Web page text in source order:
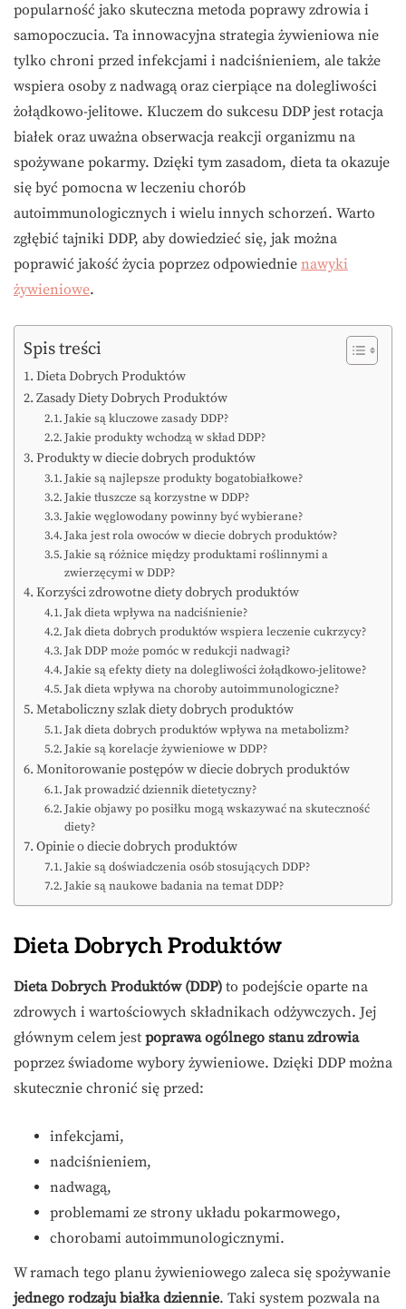
popularność jako skuteczna metoda poprawy zdrowia i
samopoczucia. Ta innowacyjna strategia żywieniowa nie
tylko chroni przed infekcjami i nadciśnieniem, ale także
wspiera osoby z nadwagą oraz cierpiące na dolegliwości
żołądkowo-jelitowe. Kluczem do sukcesu DDP jest rotacja
białek oraz uważna obserwacja reakcji organizmu na
spożywane pokarmy. Dzięki tym zasadom, dieta ta okazuje
się być pomocna w leczeniu chorób
autoimmunologicznych i wielu innych schorzeń. Warto
zgłębić tajniki DDP, aby dowiedzieć się, jak można
poprawić jakość życia poprzez odpowiednie nawyki
żywieniowe.
Spis treści
Dieta Dobrych Produktów
Zasady Diety Dobrych Produktów
Jakie są kluczowe zasady DDP?
Jakie produkty wchodzą w skład DDP?
Produkty w diecie dobrych produktów
Jakie są najlepsze produkty bogatobiałkowe?
Jakie tłuszcze są korzystne w DDP?
Jakie węglowodany powinny być wybierane?
Jaka jest rola owoców w diecie dobrych produktów?
Jakie są różnice między produktami roślinnymi a
zwierzęcymi w DDP?
Korzyści zdrowotne diety dobrych produktów
Jak dieta wpływa na nadciśnienie?
Jak dieta dobrych produktów wspiera leczenie cukrzycy?
Jak DDP może pomóc w redukcji nadwagi?
Jakie są efekty diety na dolegliwości żołądkowo-jelitowe?
Jak dieta wpływa na choroby autoimmunologiczne?
Metaboliczny szlak diety dobrych produktów
Jak dieta dobrych produktów wpływa na metabolizm?
Jakie są korelacje żywieniowe w DDP?
Monitorowanie postępów w diecie dobrych produktów
Jak prowadzić dziennik dietetyczny?
Jakie objawy po posiłku mogą wskazywać na skuteczność
diety?
Opinie o diecie dobrych produktów
Jakie są doświadczenia osób stosujących DDP?
Jakie są naukowe badania na temat DDP?
Dieta Dobrych Produktów
Dieta Dobrych Produktów (DDP) to podejście oparte na
zdrowych i wartościowych składnikach odżywczych. Jej
głównym celem jest poprawa ogólnego stanu zdrowia
poprzez świadome wybory żywieniowe. Dzięki DDP można
skutecznie chronić się przed:
infekcjami,
nadciśnieniem,
nadwagą,
problemami ze strony układu pokarmowego,
chorobami autoimmunologicznymi.
W ramach tego planu żywieniowego zaleca się spożywanie
jednego rodzaju białka dziennie. Taki system pozwala na